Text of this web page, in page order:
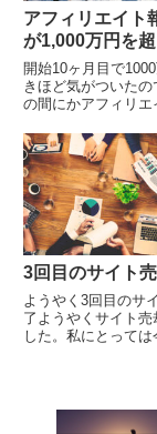
アフィリエイト
が1,000万円を
開始10ヶ月目で
きほど気がついた
の間にかアフィリエ
た（2012年11月8日
ィリエイトをスター
月目です...
3回目のサイト
ようやく3回目のサ
了ようやくサイト売
した。私にとっては
エイトという...